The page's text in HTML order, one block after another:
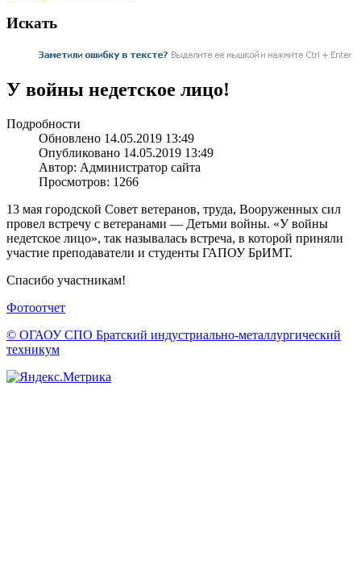
Искать
У войны недетское лицо!
Подробности
Обновлено 14.05.2019 13:49
Опубликовано 14.05.2019 13:49
Автор: Администратор сайта
Просмотров: 1266
13 мая городской Совет ветеранов, труда, Вооруженных сил
провел встречу с ветеранами — Детьми войны. «У войны
недетское лицо», так называлась встреча, в которой приняли
участие преподаватели и студенты ГАПОУ БрИМТ.
Спасибо участникам!
Фотоотчет
© ОГАОУ CПО Братский индустриально-металлургический
техникум